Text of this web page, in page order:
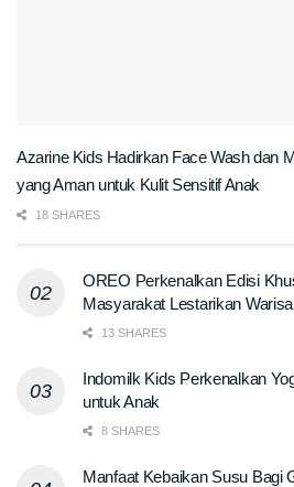
Azarine Kids Hadirkan Face Wash dan Moisturizer
yang Aman untuk Kulit Sensitif Anak
18 SHARES
OREO Perkenalkan Edisi
Masyarakat Lestarikan
13 SHARES
Indomilk Kids Perkenalkan
untuk Anak
8 SHARES
Manfaat Kebaikan Susu Bagi